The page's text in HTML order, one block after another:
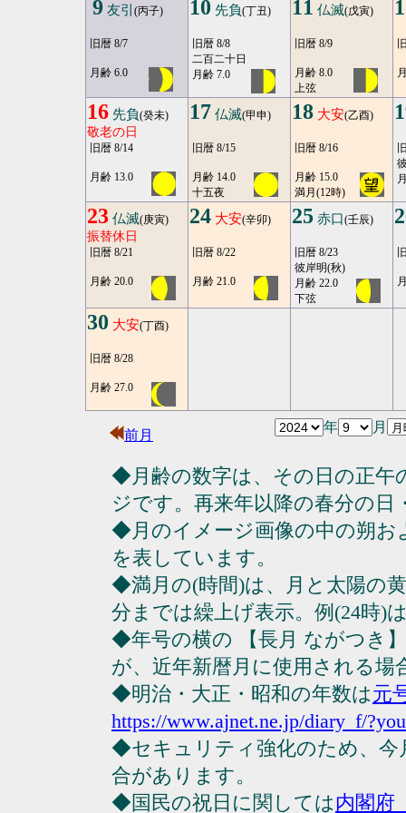
9 友引 (丙子)
旧暦 8/7
月齢 6.0
10 先負(丁丑)
旧暦 8/8
二百二十日
月齢 7.0
11 仏滅(戊寅)
旧暦 8/9
月齢 8.0
上弦
16 先負(癸未)
敬老の日
旧暦 8/14
月齢 13.0
17 仏滅(甲申)
旧暦 8/15
月齢 14.0
十五夜
18 大安(乙酉)
旧暦 8/16
月齢 15.0
満月(12時)
23 仏滅(庚寅)
振替休日
旧暦 8/21
月齢 20.0
24 大安(辛卯)
旧暦 8/22
月齢 21.0
25 赤口(壬辰)
旧暦 8/23
彼岸明(秋)
月齢 22.0
下弦
30 大安(丁酉)
旧暦 8/28
月齢 27.0
前月
年 月
◆月齢の数字は、その日の正午
ジです。再来年以降の春分の日
◆月のイメージ画像の中の朔
を表しています。
◆満月の(時間)は、月と太陽の
分までは繰上げ表示。例(24時)
◆年号の横の 【長月 ながつき
が、近年新暦月に使用される場
◆明治・大正・昭和の年数は元
https://www.ajnet.ne.jp/diary_f/
◆セキュリティ強化のため、今
合があります。
◆国民の祝日に関しては内閣府